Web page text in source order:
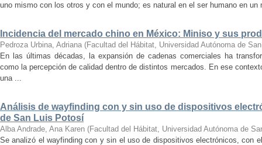
uno mismo con los otros y con el mundo; es natural en el ser humano en
Incidencia del mercado chino en México: Miniso y sus
Pedroza Urbina, Adriana (Facultad del Hábitat, Universidad Autónoma de
En las últimas décadas, la expansión de cadenas comerciales ha
como la percepción de calidad dentro de distintos mercados. En ese
una ...
Análisis de wayfinding con y sin uso de dispositivos
de San Luis Potosí
Alba Andrade, Ana Karen (Facultad del Hábitat, Universidad Autónoma de
Se analizó el wayfinding con y sin el uso de dispositivos electrónicos, con